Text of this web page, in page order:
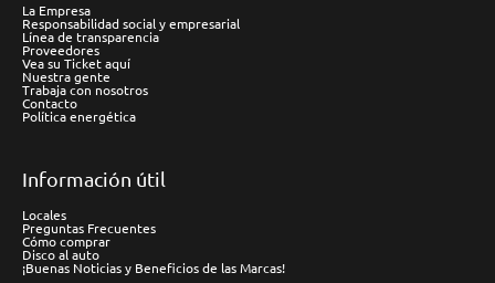
La Empresa
Responsabilidad social y empresarial
Línea de transparencia
Proveedores
Vea su Ticket aquí
Nuestra gente
Trabaja con nosotros
Contacto
Política energética
Información útil
Locales
Preguntas Frecuentes
Cómo comprar
Disco al auto
¡Buenas Noticias y Beneficios de las Marcas!